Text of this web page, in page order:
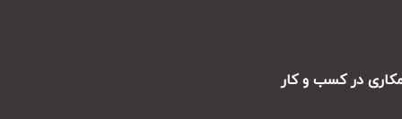
در کسب و کار